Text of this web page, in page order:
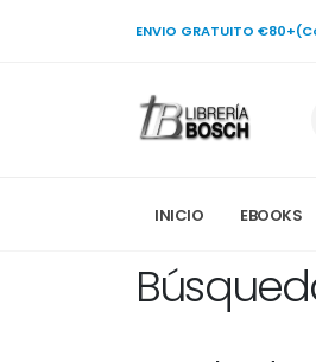
ENVIO GRATUITO
INICIO EBOOKS